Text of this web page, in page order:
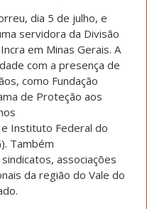
dia 5 de julho, e
servidora da Divisão
em Minas Gerais. A
com a presença de
como Fundação
de Proteção aos
Instituto Federal do
Também
associações
da região do Vale do